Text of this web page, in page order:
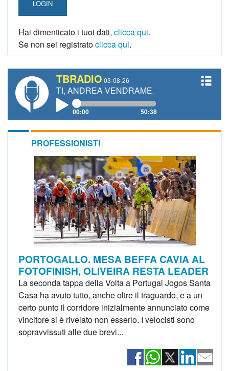
LOGIN
Hai dimenticato i tuoi dati, clicca qui.
Se non sei registratoclicca qui.
TBRADIO 03-08-26
ANDREA VENDRAME, FILIPPO FIORELLI
00:00 50:38
PROFESSIONISTI
PORTOGALLO. MESA BEFFA CAVIA AL
FOTOFINISH, OLIVEIRA RESTA LEADER
La seconda tappa della Volta a Portugal Jogos Santa
Casa ha avuto tutto, anche oltre il traguardo, e a un
certo punto il corridore inizialmente annunciato come
vincitore si è rivelato non esserlo. I velocisti sono
sopravvissuti alle due brevi...